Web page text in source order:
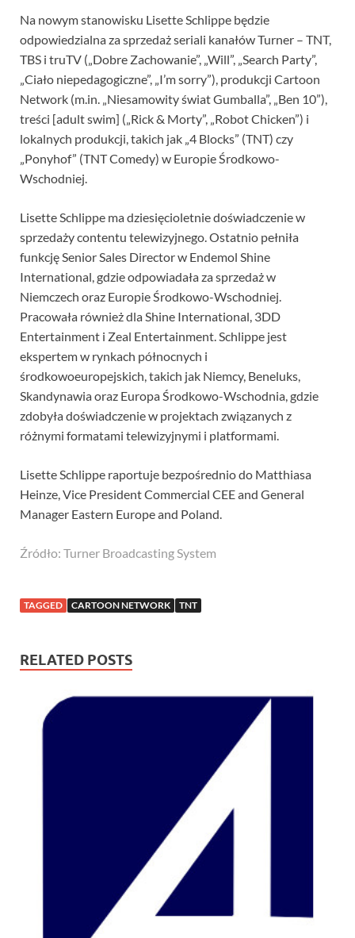
Na nowym stanowisku Lisette Schlippe będzie
odpowiedzialna za sprzedaż seriali kanałów Turner – TNT,
TBS i truTV („Dobre Zachowanie”, „Will”, „Search Party”,
„Ciało niepedagogiczne”, „I’m sorry”), produkcji Cartoon
Network (m.in. „Niesamowity świat Gumballa”, „Ben 10”),
treści [adult swim] („Rick & Morty”, „Robot Chicken”) i
lokalnych produkcji, takich jak „4 Blocks” (TNT) czy
„Ponyhof” (TNT Comedy) w Europie Środkowo-
Wschodniej.
Lisette Schlippe ma dziesięcioletnie doświadczenie w
sprzedaży contentu telewizyjnego. Ostatnio pełniła
funkcję Senior Sales Director w Endemol Shine
International, gdzie odpowiadała za sprzedaż w
Niemczech oraz Europie Środkowo-Wschodniej.
Pracowała również dla Shine International, 3DD
Entertainment i Zeal Entertainment. Schlippe jest
ekspertem w rynkach północnych i
środkowoeuropejskich, takich jak Niemcy, Beneluks,
Skandynawia oraz Europa Środkowo-Wschodnia, gdzie
zdobyła doświadczenie w projektach związanych z
różnymi formatami telewizyjnymi i platformami.
Lisette Schlippe raportuje bezpośrednio do Matthiasa
Heinze, Vice President Commercial CEE and General
Manager Eastern Europe and Poland.
Źródło: Turner Broadcasting System
TAGGED CARTOON NETWORK TNT
RELATED POSTS